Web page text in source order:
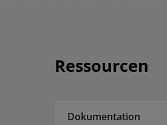
Ressourcen
Dokumentation